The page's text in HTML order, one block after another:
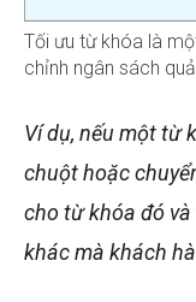
Tối ưu từ khóa là
chỉnh ngân sách
Ví dụ, nếu một từ
chuột hoặc
cho từ khóa đó
khác mà khách